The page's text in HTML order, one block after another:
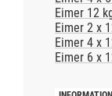
Eimer 12
Eimer 2 x
Eimer 4 x
Eimer 6 x